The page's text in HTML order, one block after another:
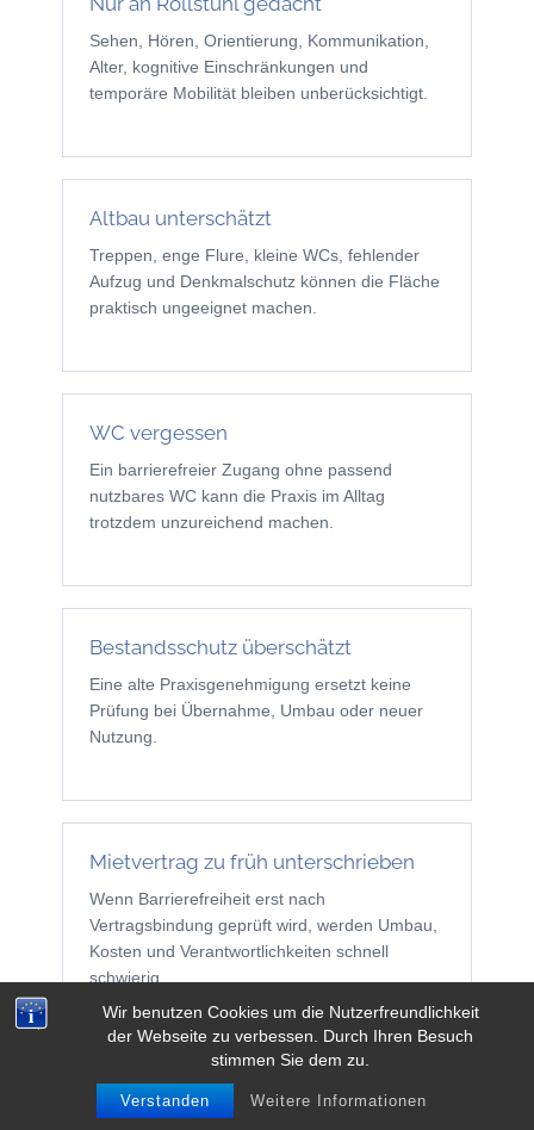
Wir benutzen Cookies um die Nutzerfreundlichkeit
der Webseite zu verbessen. Durch Ihren Besuch
stimmen Sie dem zu.
Verstanden Weitere Informationen
Sehen, Hören, Orientierung, Kommunikation,
Alter, kognitive Einschränkungen und
temporäre Mobilität bleiben unberücksichtigt.
Altbau unterschätzt
Treppen, enge Flure, kleine WCs, fehlender
Aufzug und Denkmalschutz können die Fläche
praktisch ungeeignet machen.
WC vergessen
Ein barrierefreier Zugang ohne passend
nutzbares WC kann die Praxis im Alltag
trotzdem unzureichend machen.
Bestandsschutz überschätzt
Eine alte Praxisgenehmigung ersetzt keine
Prüfung bei Übernahme, Umbau oder neuer
Nutzung.
Mietvertrag zu früh unterschrieben
Wenn Barrierefreiheit erst nach
Vertragsbindung geprüft wird, werden Umbau,
Kosten und Verantwortlichkeiten schnell
schwierig.
Nur Einzelmaßnahme geplant